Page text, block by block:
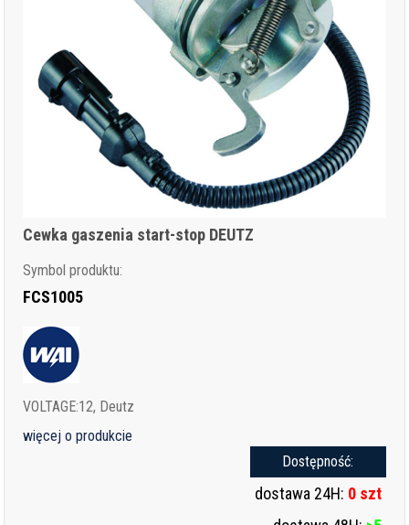
Cewka gaszenia start-stop DEUTZ
Symbol produktu:
FCS1005
VOLTAGE:12, Deutz
więcej o produkcie
Dostępność:
dostawa 24H: 0 szt